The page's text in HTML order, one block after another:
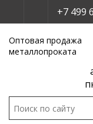
Оптовая продажа
металлопроката
+7 499